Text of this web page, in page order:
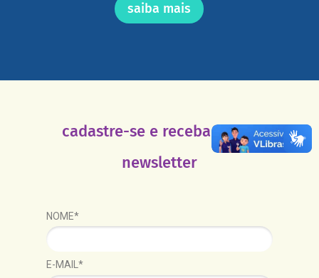
saiba mais
cadastre-se e receba nossa
newsletter
NOME*
E-MAIL*